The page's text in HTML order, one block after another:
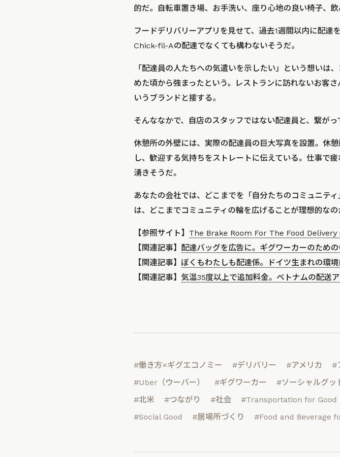
的だ。自転車置き場、お手洗い、座り心地の良い椅子、
フードデリバリーアプリを見せて、過去1週間以内に配達
Chick-fil-Aの配達でなくても構わないそうだ。
「配達員の人たちへの気遣いを示したい」という想いは
めた頃から強まったという。レストランに訪れないお客
いうブランドと接する。
そんななかで、自店のスタッフではない配達員と、繋がっ
休憩所の外壁には、実際の配達員の巨大写真を設置。休
し、歓迎する気持ちをストレートに伝えている。仕事で
湧きそうだ。
あなたの会社では、どこまでを「自分たちのコミュニテ
は、どこまでコミュニティの輪を広げることが理想的なの
【参照サイト】 The Brake Room For The Food
【関連記事】 配達バッグを広告に。ギグワーカーのため
【関連記事】 ぼくもわたしも配達係。ドイツ生まれの環
【関連記事】 気温35度以上で追加料金。ベトナムの配送
#働き方×ギグエコノミー #デリバリー #アメリカ #
#Uber（ウーバー）
#ギグワーカー #ソーシャルグッ
#北米
#つながり #社会 #Transportation for Good
#Social Good
#居場所づくり #Food and Beverage